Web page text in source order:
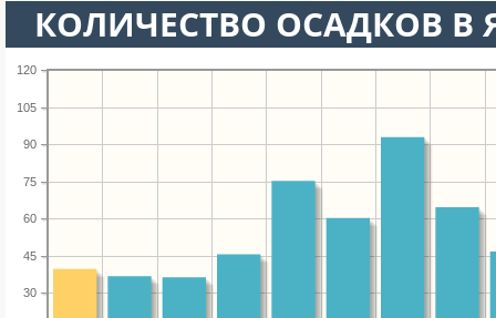
КОЛИЧЕСТВО ОСАДКОВ В
30
45
60
75
90
105
120